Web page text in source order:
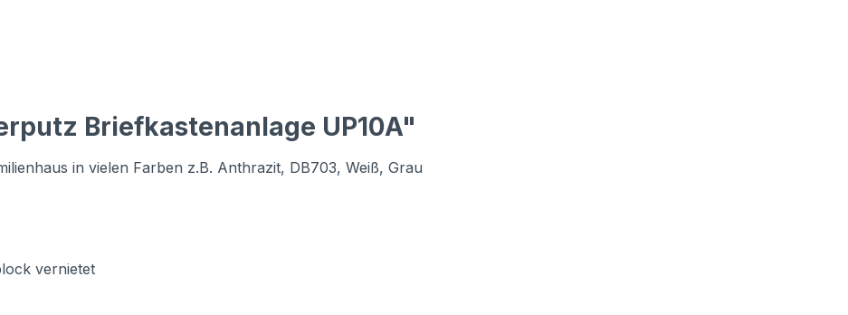
Briefkastenanlage UP10A"
in vielen Farben z.B. Anthrazit, DB703, Weiß, Grau
vernietet